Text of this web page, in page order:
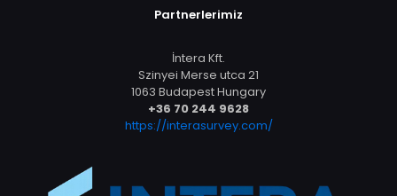
Partnerlerimiz
İntera Kft.
Szinyei Merse utca 21
1063 Budapest Hungary
+36 70 244 9628
https://interasurvey.com/